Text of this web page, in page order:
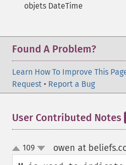
objets DateTime
Found A Problem?
Learn How To Improve This
Request • Report a Bug
User Contributed Notes
up
down
109 owen at